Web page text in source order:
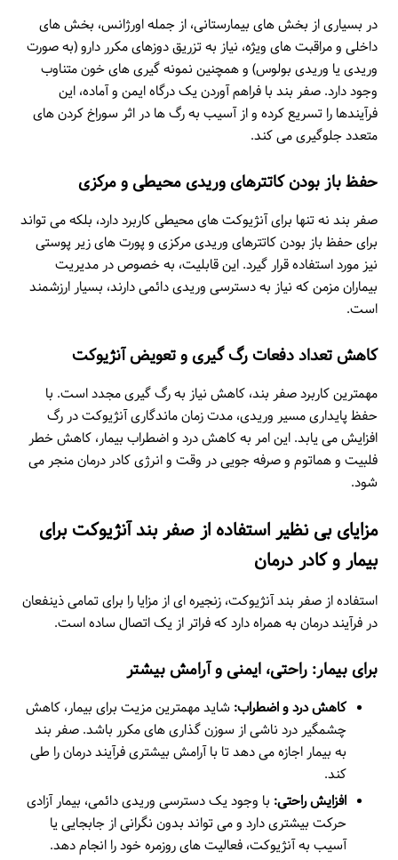
در بسیاری از بخش های بیمارستانی، از جمله اورژانس، بخش های
داخلی و مراقبت های ویژه، نیاز به تزریق دوزهای مکرر دارو (به صورت
وریدی یا وریدی بولوس) و همچنین نمونه گیری های خون متناوب
وجود دارد. صفر بند با فراهم آوردن یک درگاه ایمن و آماده، این
فرآیندها را تسریع کرده و از آسیب به رگ ها در اثر سوراخ کردن های
متعدد جلوگیری می کند.
حفظ باز بودن کاتترهای وریدی محیطی و مرکزی
صفر بند نه تنها برای آنژیوکت های محیطی کاربرد دارد، بلکه می تواند
برای حفظ باز بودن کاتترهای وریدی مرکزی و پورت های زیر پوستی
نیز مورد استفاده قرار گیرد. این قابلیت، به خصوص در مدیریت
بیماران مزمن که نیاز به دسترسی وریدی دائمی دارند، بسیار ارزشمند
است.
کاهش تعداد دفعات رگ گیری و تعویض آنژیوکت
مهمترین کاربرد صفر بند، کاهش نیاز به رگ گیری مجدد است. با
حفظ پایداری مسیر وریدی، مدت زمان ماندگاری آنژیوکت در رگ
افزایش می یابد. این امر به کاهش درد و اضطراب بیمار، کاهش خطر
فلبیت و هماتوم و صرفه جویی در وقت و انرژی کادر درمان منجر می
شود.
مزایای بی نظیر استفاده از صفر بند آنژیوکت برای
بیمار و کادر درمان
استفاده از صفر بند آنژیوکت، زنجیره ای از مزایا را برای تمامی ذینفعان
در فرآیند درمان به همراه دارد که فراتر از یک اتصال ساده است.
برای بیمار: راحتی، ایمنی و آرامش بیشتر
کاهش درد و اضطراب: شاید مهمترین مزیت برای بیمار، کاهش
چشمگیر درد ناشی از سوزن گذاری های مکرر باشد. صفر بند
به بیمار اجازه می دهد تا با آرامش بیشتری فرآیند درمان را طی
کند.
افزایش راحتی: با وجود یک دسترسی وریدی دائمی، بیمار آزادی
حرکت بیشتری دارد و می تواند بدون نگرانی از جابجایی یا
آسیب به آنژیوکت، فعالیت های روزمره خود را انجام دهد.